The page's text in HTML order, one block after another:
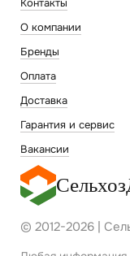
© 2012-2026 |
Контакты
О компании
Бренды
Оплата
Доставка
Гарантия и сервис
Вакансии